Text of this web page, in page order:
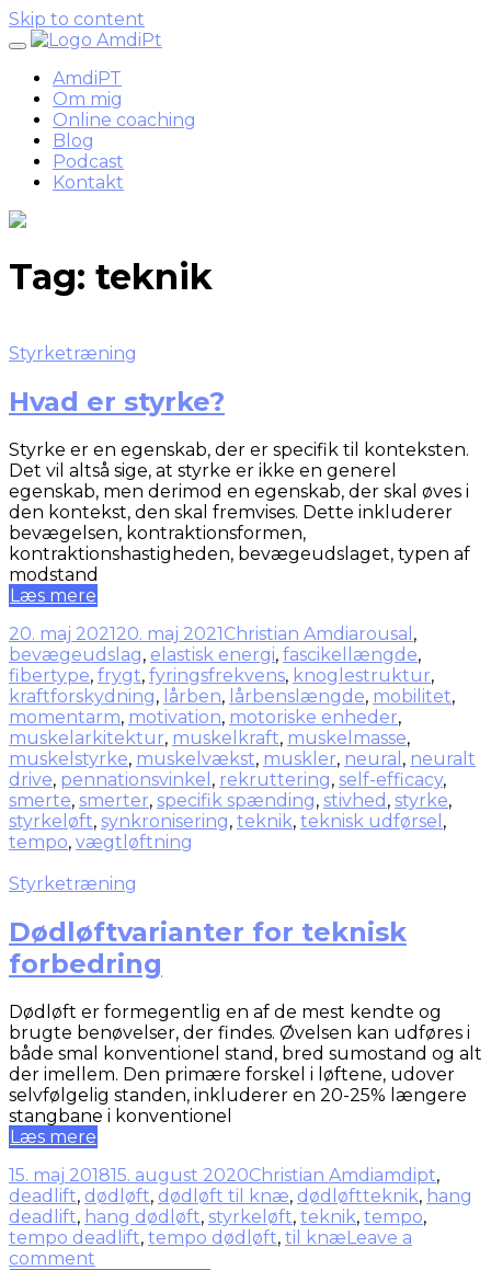
Skip to content
AmdiPT
Om mig
Online coaching
Blog
Podcast
Kontakt
Tag: teknik
Styrketræning
Hvad er styrke?
Styrke er en egenskab, der er specifik til konteksten.
Det vil altså sige, at styrke er ikke en generel
egenskab, men derimod en egenskab, der skal øves i
den kontekst, den skal fremvises. Dette inkluderer
bevægelsen, kontraktionsformen,
kontraktionshastigheden, bevægeudslaget, typen af
modstand
Læs mere
20. maj 202120. maj 2021Christian Amdiarousal ,
bevægeudslag, elastisk energi, fascikellængde,
fibertype, frygt, fyringsfrekvens, knoglestruktur,
kraftforskydning, lårben, lårbenslængde, mobilitet,
momentarm, motivation, motoriske enheder,
muskelarkitektur, muskelkraft, muskelmasse,
muskelstyrke, muskelvækst, muskler, neural , neuralt
drive, pennationsvinkel , rekruttering, self-efficacy,
smerte, smerter, specifik spænding, stivhed , styrke,
styrkeløft, synkronisering, teknik, teknisk udførsel ,
tempo, vægtløftning
Styrketræning
Dødløftvarianter for teknisk
forbedring
Dødløft er formegentlig en af de mest kendte og
brugte benøvelser, der findes. Øvelsen kan udføres i
både smal konventionel stand, bred sumostand og alt
der imellem. Den primære forskel i løftene, udover
selvfølgelig standen, inkluderer en 20-25% længere
stangbane i konventionel
Læs mere
15. maj 201815. august 2020Christian Amdiamdipt,
deadlift, dødløft, dødløft til knæ, dødløftteknik, hang
deadlift, hang dødløft, styrkeløft, teknik, tempo,
tempo deadlift, tempo dødløft, til knæLeave a
comment